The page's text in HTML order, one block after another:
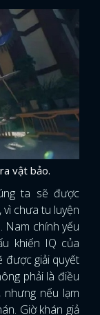
vật bảo.
ta sẽ được
chưa tu luyện
Nam chính yếu
khiến IQ của
được giải quyết
phải là điều
nếu lạm
Giờ khán giả